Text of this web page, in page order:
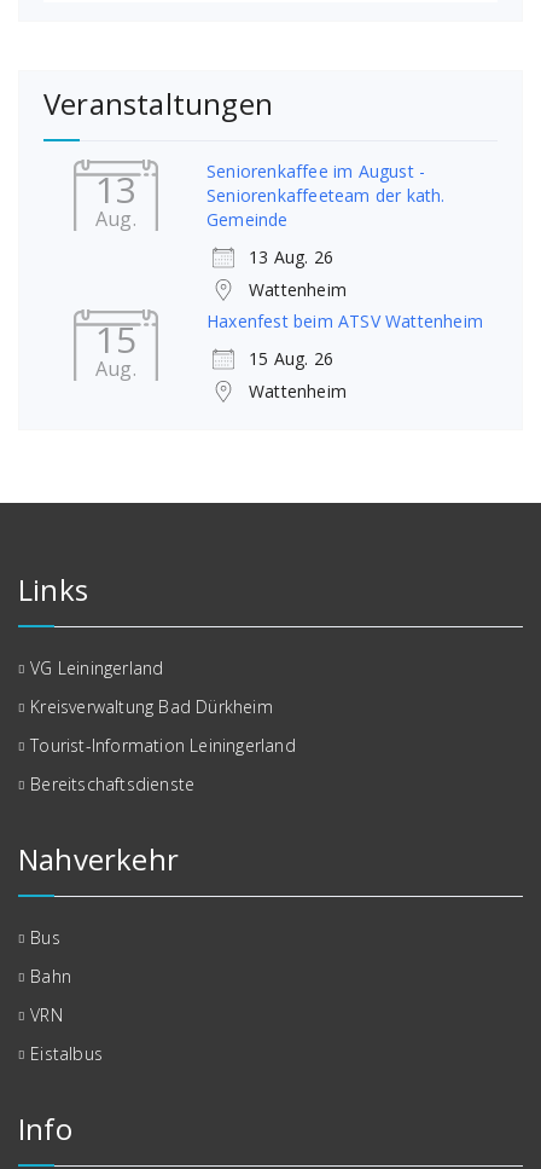
Veranstaltungen
13
Aug.
Seniorenkaffee im August -
Seniorenkaffeeteam der kath.
Gemeinde
13 Aug. 26
Wattenheim
15
Aug.
Haxenfest beim ATSV Wattenheim
15 Aug. 26
Wattenheim
Links
VG Leiningerland
Kreisverwaltung Bad Dürkheim
Tourist-Information Leiningerland
Bereitschaftsdienste
Nahverkehr
Bus
Bahn
VRN
Eistalbus
Info